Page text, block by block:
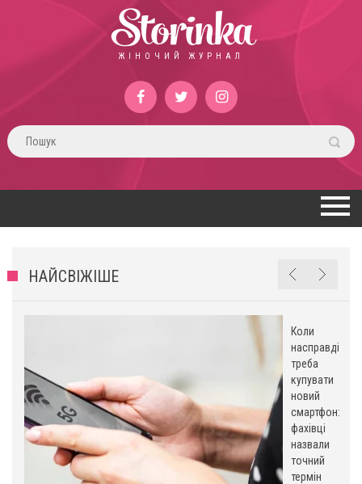
Storinka
ЖІНОЧИЙ ЖУРНАЛ
НАЙСВІЖІШЕ
Коли
насправді
треба
купувати
новий
смартфон:
фахівці
назвали
точний
термін